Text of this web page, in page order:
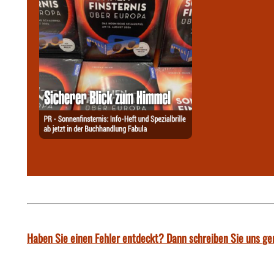
Haben Sie einen Fehler entdeckt? Dann schreiben Sie uns